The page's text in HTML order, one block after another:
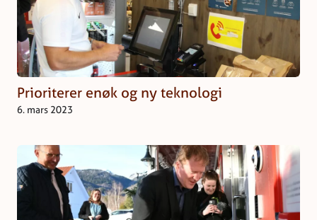
Prioriterer enøk og ny teknologi
6. mars 2023